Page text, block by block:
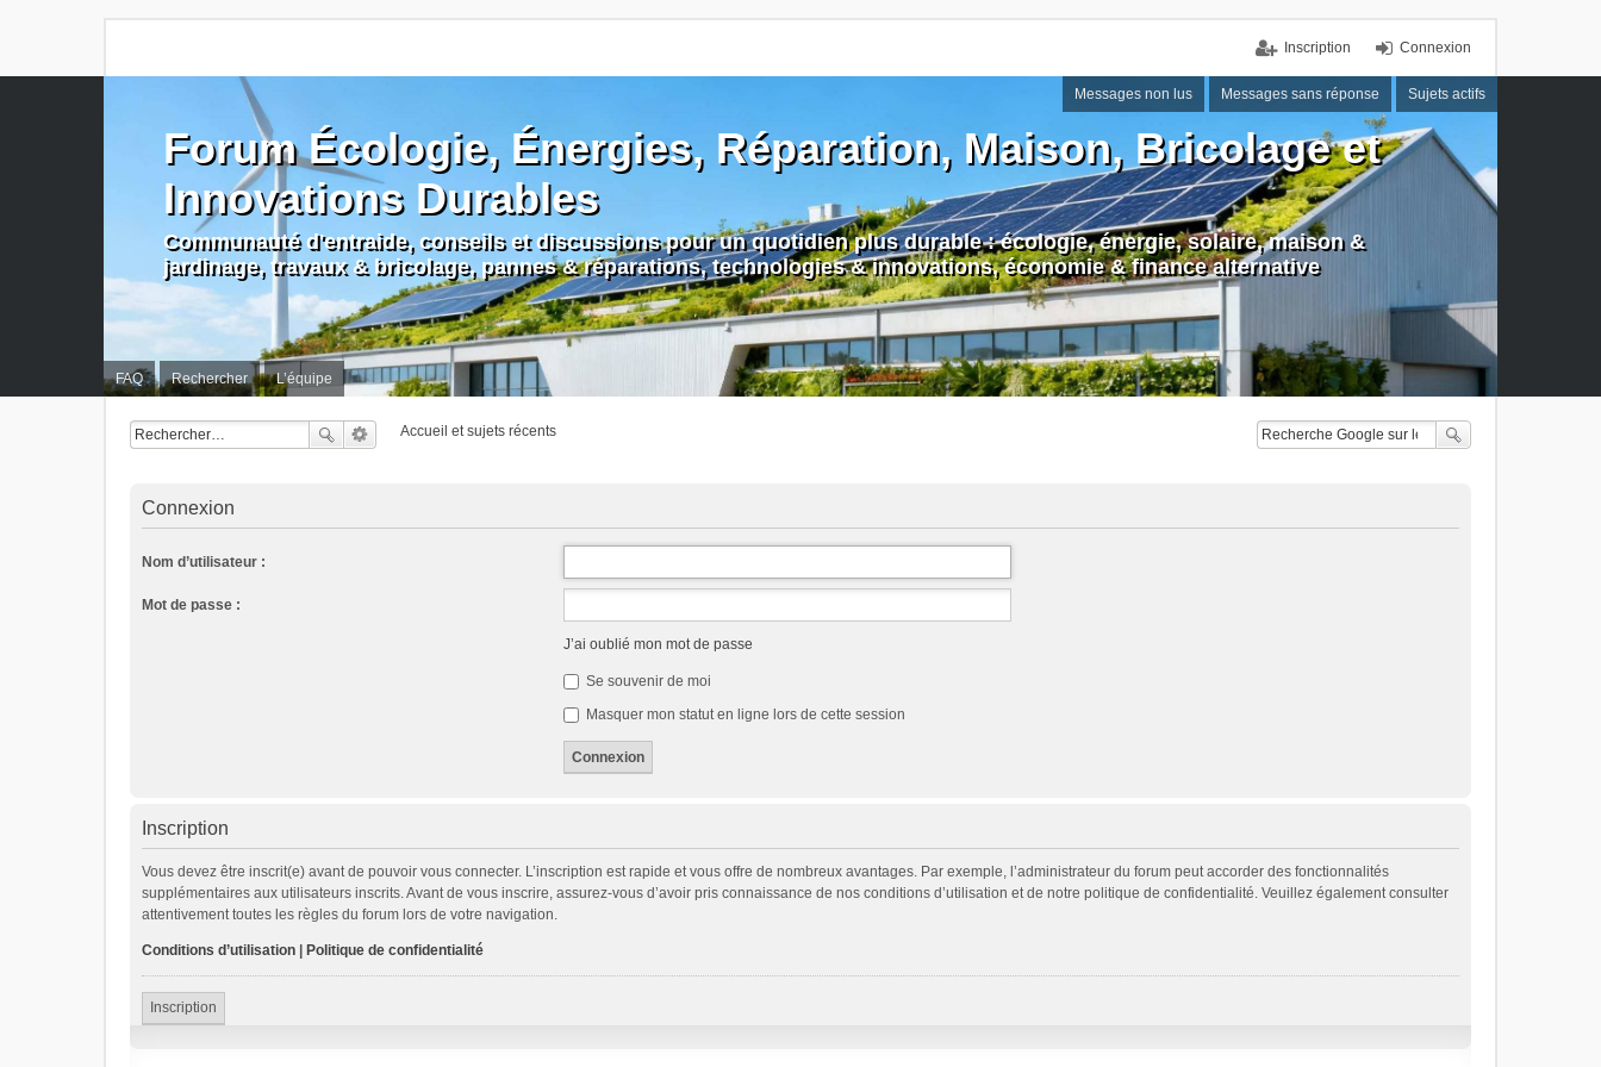
Connexion
Inscription
Messages non lus Messages sans réponse Sujets actifs
FAQ Rechercher L’équipe
Forum Écologie, Énergies, Réparation, Maison, Bricolage et
Innovations Durables
Communauté d'entraide, conseils et discussions pour un quotidien plus durable : écologie, énergie, solaire, maison &
jardinage, travaux & bricolage, pannes & réparations, technologies & innovations, économie & finance alternative
Accueil et sujets récents
Connexion
Nom d’utilisateur :
Mot de passe :
J’ai oublié mon mot de passe
Se souvenir de moi
Masquer mon statut en ligne lors de cette session
Inscription
Vous devez être inscrit(e) avant de pouvoir vous connecter. L’inscription est rapide et vous offre de nombreux avantages. Par exemple, l’administrateur du forum peut accorder des fonctionnalités
supplémentaires aux utilisateurs inscrits. Avant de vous inscrire, assurez-vous d’avoir pris connaissance de nos conditions d’utilisation et de notre politique de confidentialité. Veuillez également consulter
attentivement toutes les règles du forum lors de votre navigation.
Conditions d’utilisation Politique de confidentialité
Inscription